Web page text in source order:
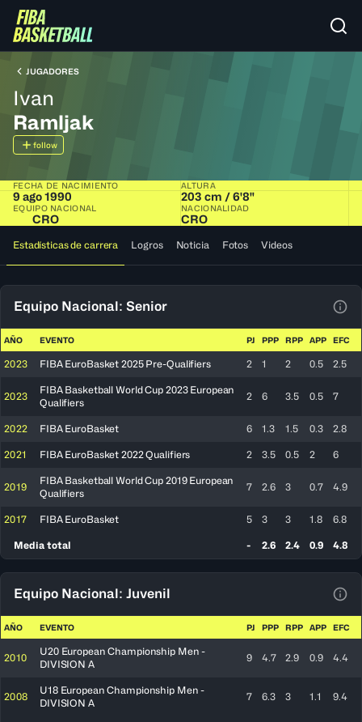
JUGADORES
Ivan
Ramljak
follow
FECHA DE NACIMIENTO
9 ago 1990
ALTURA
203 cm / 6'8"
EQUIPO NACIONAL
CRO
NACIONALIDAD
CRO
Estadísticas de carrera Logros Noticia Fotos Videos
Equipo Nacional: Senior
AÑO EVENTO PJ PPP RPP APP EFC
2023 FIBA EuroBasket 2025 Pre-Qualifiers 2 1 2 0.5 2.5
2023
FIBA Basketball World Cup 2023 European
Qualifiers
2 6 3.5 0.5 7
2022 FIBA EuroBasket 6 1.3 1.5 0.3 2.8
2021 FIBA EuroBasket 2022 Qualifiers 2 3.5 0.5 2 6
2019
FIBA Basketball World Cup 2019 European
Qualifiers
7 2.6 3 0.7 4.9
2017 FIBA EuroBasket 5 3 3 1.8 6.8
Media total - 2.6 2.4 0.9 4.8
Equipo Nacional: Juvenil
AÑO EVENTO PJ PPP RPP APP EFC
2010
U20 European Championship Men -
DIVISION A
9 4.7 2.9 0.9 4.4
2008
U18 European Championship Men -
DIVISION A
7 6.3 3 1.1 9.4